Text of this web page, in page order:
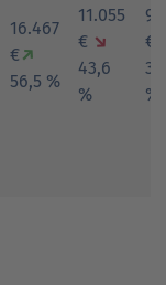
16.467
€ ↗
56,5 %
11.055
€ ↘
43,6
%
€
%